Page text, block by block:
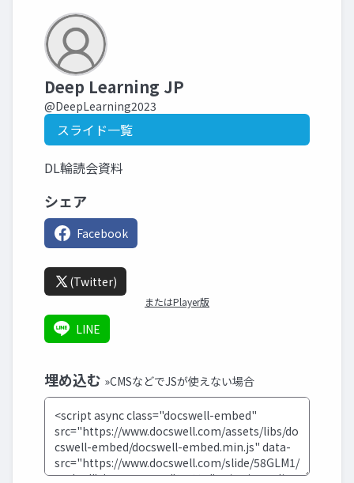
Deep Learning JP
@DeepLearning2023
スライド一覧
DL輪読会資料
シェア
Facebook
(Twitter)
またはPlayer版
LINE
埋め込む »CMSなどでJSが使えない場合